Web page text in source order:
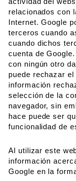
relacionados con
Internet. Google
terceros cuando
cuando dichos
cuenta de
con ningún otro
puede rechazar
información
selección de la
navegador, sin
hace puede ser
funcionalidad de
Al utilizar este
información
Google en la